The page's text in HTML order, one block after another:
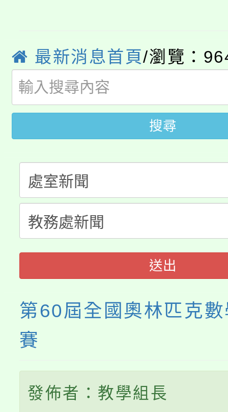
局官網。
8月14至27日，桃園電
開!
115年桃園市運動會8/
田徑場及游泳池舉行。
桃園市低收入戶享有免
視費優惠，中低收入戶
半價優惠，詳情可洽有
者。
大園自造教育及科技中
份教師增能研習
大溪自造教育及科技中
份教師研習
淨零綠生活教案入校路
會
115年食農教育專業人
程
最新消息首頁/瀏覽：
搜尋
送出
第60屆全國奧林匹克
賽
發佈者：教學組長